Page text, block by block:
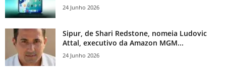
24 Junho 2026
Sipur, de Shari Redstone, nomeia Ludovic
Attal, executivo da Amazon MGM...
24 Junho 2026